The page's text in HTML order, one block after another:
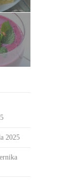
2025